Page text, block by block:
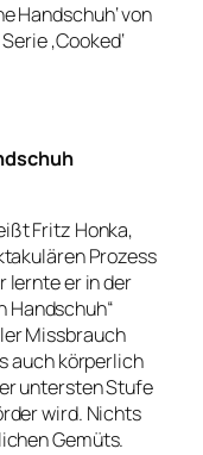
Handschuh‘ von
‚Cooked‘
Fritz Honka,
Prozess
lernte er in der
Handschuh“
Missbrauch
auch körperlich
untersten Stufe
wird. Nichts
Gemüts.